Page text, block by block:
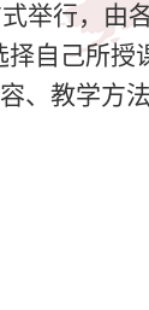
举行，由
择自己所授
、教学方